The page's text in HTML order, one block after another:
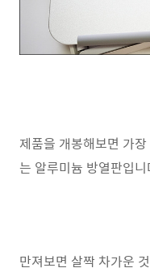
제품을 개봉해보면 가
는 알루미늄 방열판입
만져보면 살짝 차가운